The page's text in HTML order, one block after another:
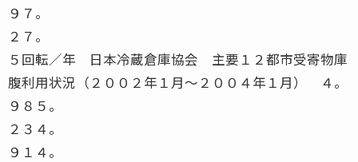
９７。
２７。
５回転／年 日本冷蔵倉庫協会 主要１２都市受寄物庫
腹利用状況（２００２年１月〜２００４年１月） ４。
９８５。
２３４。
９１４。